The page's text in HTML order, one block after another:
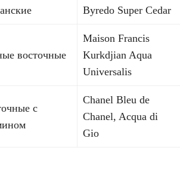
Byredo Super Cedar
восточные
Maison Francis
Kurkdjian Aqua
Universalis
с
Chanel Bleu de
Chanel, Acqua di
Gio